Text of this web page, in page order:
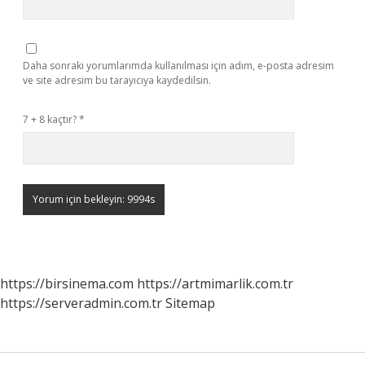
Daha sonraki yorumlarımda kullanılması için adım, e-posta adresim
ve site adresim bu tarayıcıya kaydedilsin.
7 + 8 kaçtır?*
https://birsinema.com https://artmimarlik.com.tr
https://serveradmin.com.trSitemap